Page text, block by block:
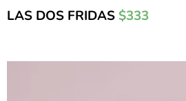
LAS DOS FRIDAS $333